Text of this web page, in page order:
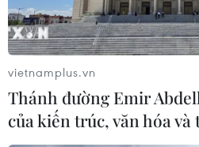
Nghị quyết quy định mức tiền
toàn thực phẩm trên địa bàn
quy định về Giấy chứng nhận
toàn thực phẩm bị phạt cao
vietnamplus.vn
Thánh đường Emir
của kiến trúc, văn hóa